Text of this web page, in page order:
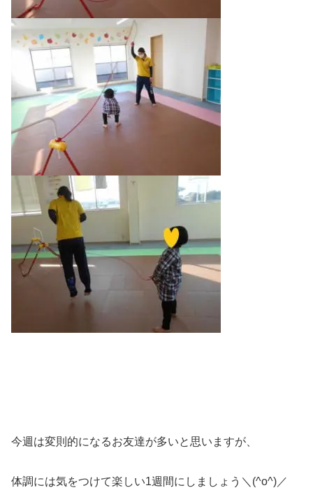
今週は変則的になるお友達が多いと思いますが、
体調には気をつけて楽しい1週間にしましょう＼(^o^)／